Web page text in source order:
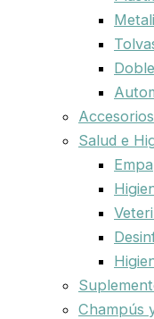
Accesorios
Salud e
Champús